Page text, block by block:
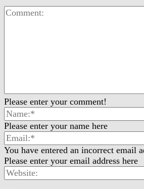
Please enter your comment!
Please enter your name here
You have entered an incorrect email
Please enter your email address here